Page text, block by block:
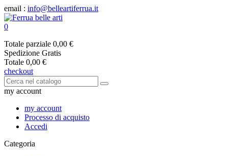
email : info@belleartiferrua.it
0
Totale parziale 0,00 €
Spedizione Gratis
Totale 0,00 €
checkout
my account
my account
Processo di acquisto
Accedi
Categoria